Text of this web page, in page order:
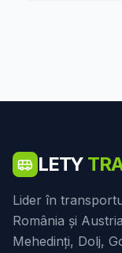
LETY
Lider în
România și
Mehedinți, Dolj,